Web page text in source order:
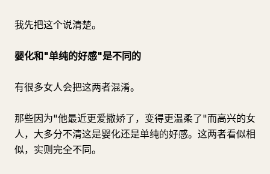
我先把这个说清楚。
婴化和"单纯的好感"是不同的
有很多女人会把这两者混淆。
那些因为"他最近更爱撒娇了，变得更温柔了"而高兴的女
人，大多分不清这是婴化还是单纯的好感。这两者看似相
似，实则完全不同。